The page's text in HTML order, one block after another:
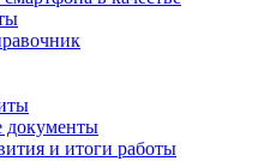
документы
и итоги работы